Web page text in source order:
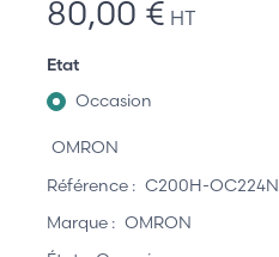
80,00 € HT
Etat
Occasion
OMRON
Référence : C200H-OC224N
Marque : OMRON